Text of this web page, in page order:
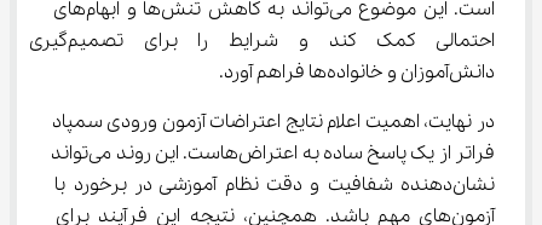
است. این موضوع می‌تواند به کاهش تنش‌ها و ابهام‌های
احتمالی کمک کند و شرایط را
دانش‌آموزان و خانواده‌ها فراهم آورد.
در نهایت، اهمیت اعلام نتایج اعتراضات آزمون ورودی سمپاد
فراتر از یک پاسخ ساده به اعتراض‌هاست. این روند می‌تواند
نشان‌دهنده شفافیت و دقت نظام آموزشی در برخورد با
آزمون‌های مهم باشد. همچنین، نتیجه این فرآیند برای